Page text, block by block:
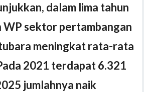
dalam lima tahun
sektor pertambangan
meningkat rata-rata
2021 terdapat 6.321
jumlahnya naik